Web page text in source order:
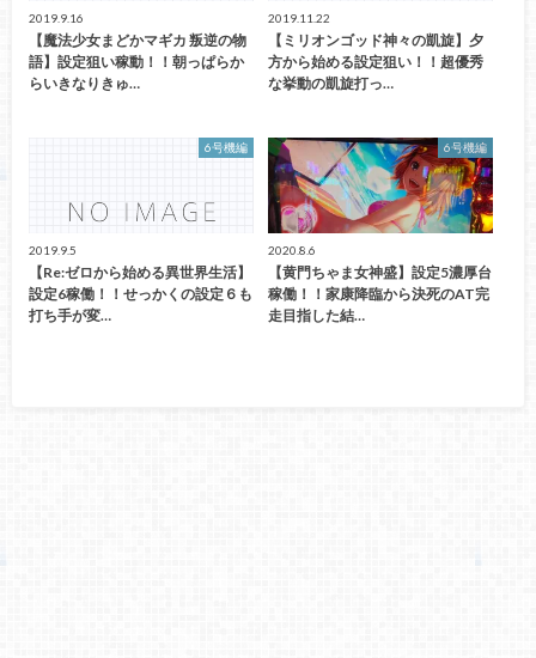
2019.9.16
【魔法少女まどかマギカ 叛逆の物
語】設定狙い稼動！！朝っぱらか
らいきなりきゅ…
2019.11.22
【ミリオンゴッド神々の凱旋】夕
方から始める設定狙い！！超優秀
な挙動の凱旋打っ…
6号機編
2019.9.5
【Re:ゼロから始める異世界生活】
設定6稼働！！せっかくの設定６も
打ち手が変…
6号機編
2020.8.6
【黄門ちゃま女神盛】設定5濃厚台
稼働！！家康降臨から決死のAT完
走目指した結…